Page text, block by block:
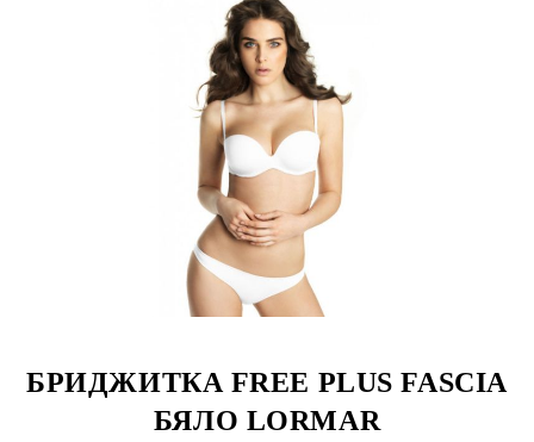
БРИДЖИТКА FREE PLUS FASCIA
БЯЛО LORMAR